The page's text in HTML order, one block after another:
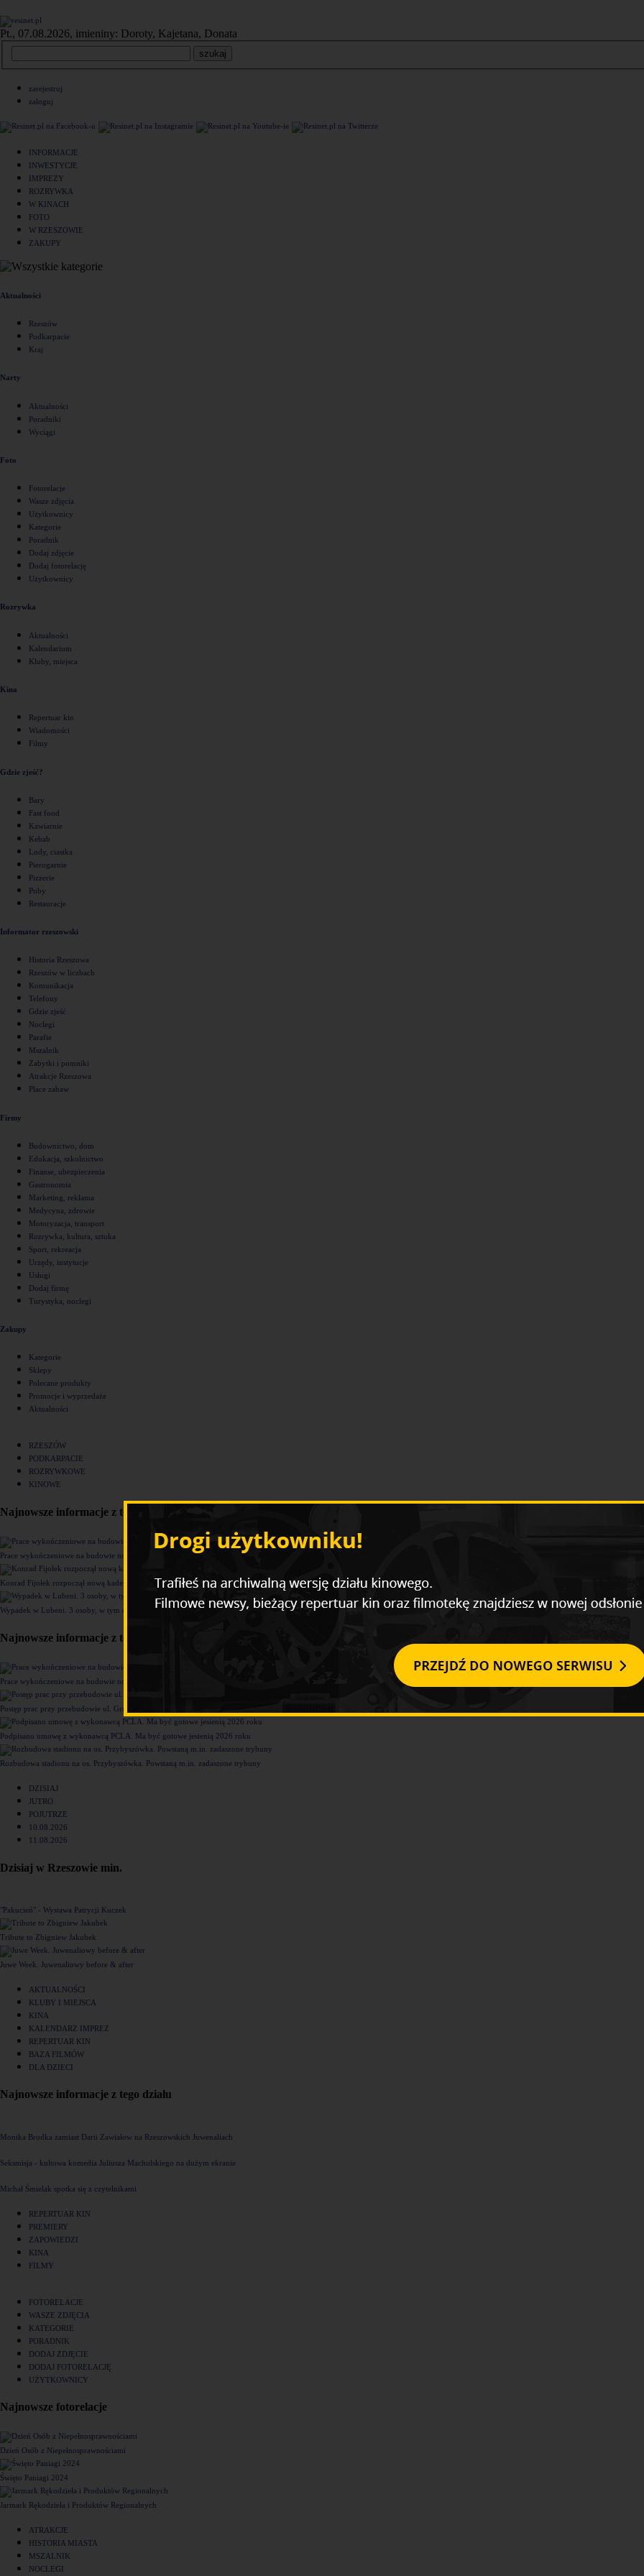
Pt., 07.08.2026, imieniny: Doroty, Kajetana, Donata
zarejestruj
zaloguj
INFORMACJE
INWESTYCJE
IMPREZY
ROZRYWKA
W KINACH
FOTO
W RZESZOWIE
ZAKUPY
Aktualności
Rzeszów
Podkarpacie
Kraj
Narty
Aktualności
Poradniki
Wyciągi
Foto
Fotorelacje
Wasze zdjęcia
Użytkownicy
Kategorie
Poradnik
Dodaj zdjęcie
Dodaj fotorelację
Użytkownicy
Rozrywka
Aktualności
Kalendarium
Kluby, miejsca
Kina
Repertuar kin
Wiadomości
Filmy
Gdzie zjeść?
Bary
Fast food
Kawiarnie
Kebab
Lody, ciastka
Pierogarnie
Pizzerie
Puby
Restauracje
Informator rzeszowski
Historia Rzeszowa
Rzeszów w liczbach
Komunikacja
Telefony
Gdzie zjeść
Noclegi
Parafie
Mszalnik
Zabytki i pomniki
Atrakcje Rzeszowa
Place zabaw
Firmy
Budownictwo, dom
Edukacja, szkolnictwo
Finanse, ubezpieczenia
Gastronomia
Marketing, reklama
Medycyna, zdrowie
Motoryzacja, transport
Rozrywka, kultura, sztuka
Sport, rekreacja
Urzędy, instytucje
Usługi
Dodaj firmę
Turystyka, noclegi
Zakupy
Kategorie
Sklepy
Polecane produkty
Promocje i wyprzedaże
Aktualności
RZESZÓW
PODKARPACIE
ROZRYWKOWE
KINOWE
Najnowsze informacje z tego działu
Prace wykończeniowe na budowie nowego komisariatu Policji w Rzeszowie [ZDJĘCIA]
Konrad Fijołek rozpoczął nową kadencję. "Chcę rozwijać 4 filary funkcjonowania miasta"
Wypadek w Lubeni. 3 osoby, w tym dziecko trafiły do szpitala
Najnowsze informacje z tego działu
Prace wykończeniowe na budowie nowego komisariatu Policji w Rzeszowie [ZDJĘCIA]
Postęp prac przy przebudowie ul. Grunwaldzkiej [ZDJĘCIA]
Podpisano umowę z wykonawcą PCLA. Ma być gotowe jesienią 2026 roku
Rozbudowa stadionu na os. Przybyszówka. Powstaną m.in. zadaszone trybuny
DZISIAJ
JUTRO
POJUTRZE
10.08.2026
11.08.2026
Dzisiaj w Rzeszowie min.
"Pakucień" - Wystawa Patrycji Kuczek
Tribute to Zbigniew Jakubek
Juwe Week. Juwenaliowy before & after
AKTUALNOŚCI
KLUBY I MIEJSCA
KINA
KALENDARZ IMPREZ
REPERTUAR KIN
BAZA FILMÓW
DLA DZIECI
Najnowsze informacje z tego działu
Monika Brodka zamiast Darii Zawiałow na Rzeszowskich Juwenaliach
Seksmisja - kultowa komedia Juliusza Machulskiego na dużym ekranie
Michał Śmielak spotka się z czytelnikami
REPERTUAR KIN
PREMIERY
ZAPOWIEDZI
KINA
FILMY
FOTORELACJE
WASZE ZDJĘCIA
KATEGORIE
PORADNIK
DODAJ ZDJĘCIE
DODAJ FOTORELACJĘ
UŻYTKOWNICY
Najnowsze fotorelacje
Dzień Osób z Niepełnosprawnościami
Święto Paniagi 2024
Jarmark Rękodzieła i Produktów Regionalnych
ATRAKCJE
HISTORIA MIASTA
MSZALNIK
NOCLEGI